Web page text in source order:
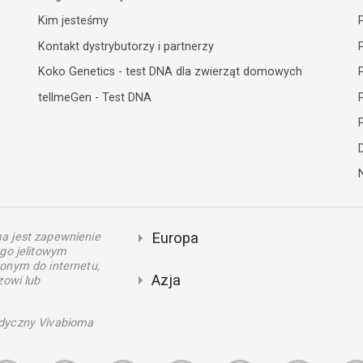
Kim jesteśmy
Kontakt dystrybutorzy i partnerzy
Koko Genetics - test DNA dla zwierząt domowych
tellmeGen - Test DNA
jest zapewnienie
jelitowym
do internetu,
lub
Vivabioma
Europa
Azja